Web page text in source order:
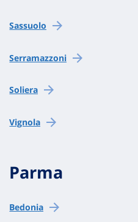
Sassuolo
Serramazzoni
Soliera
Vignola
Parma
Bedonia